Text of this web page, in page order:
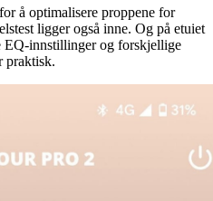
å optimalisere proppene for
ligger også inne. Og på etuiet
innstillinger og forskjellige
praktisk.